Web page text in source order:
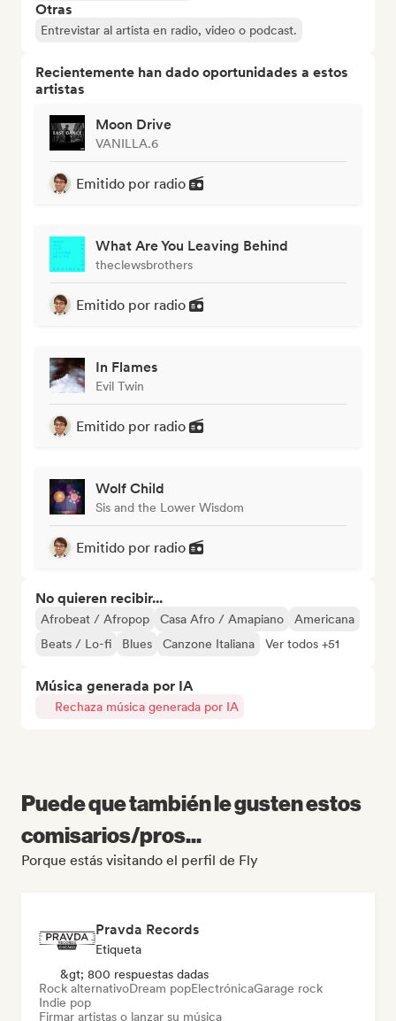
Otras
Entrevistar al artista en radio, video o podcast.
Recientemente han dado oportunidades a estos
artistas
Moon Drive
VANILLA.6
Emitido por radio
What Are You Leaving Behind
theclewsbrothers
Emitido por radio
In Flames
Evil Twin
Emitido por radio
Wolf Child
Sis and the Lower Wisdom
Emitido por radio
No quieren recibir...
Afrobeat / Afropop Casa Afro / Amapiano
Americana
Beats / Lo-fi
Blues Canzone Italiana Ver todos +51
Música generada por IA
Rechaza música generada por IA
Puede que también le gusten estos
comisarios/pros...
Porque estás visitando el perfil de Fly
Pravda Records
Etiqueta
&gt; 800 respuestas dadas
Rock alternativoDream popElectrónicaGarage rock
Indie pop
Firmar artistas o lanzar su música